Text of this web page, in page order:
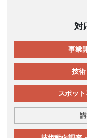
対
事業
技術
スポッ